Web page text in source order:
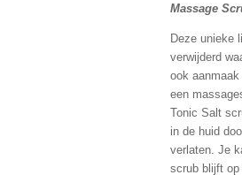
Massage
Deze unieke
verwijderd
ook
een
Tonic Salt
in de huid
verlaten. Je
scrub blijft